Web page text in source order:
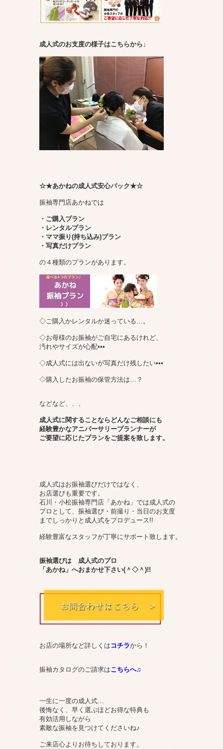
成人式のお支度の様子はこちらから↓
☆★あかねの成人式安心パック★☆
振袖専門店あかねでは
・ご購入プラン
・レンタルプラン
・ママ振り(持ち込み)プラン
・写真だけプラン
の４種類のプランがあります。
◇ご購入かレンタルか迷っている…。
◇お母様のお振袖がご自宅にあるけれど、
汚れやサイズが心配•••
◇成人式には出ないが写真だけ残したい•••
◇購入したお振袖の保管方法は…？
などなど、、、
成人式に関することならどんなご相談にも
経験豊かなアニバーサリープランナーが
ご要望に応じたプランをご提案を致します。
成人式はお振袖選びだけではなく、
お店選びも重要です。
石川・小松振袖専門店「あかね」では成人式の
プロとして、振袖選び・前撮り・当日のお支度
までしっかりと成人式をプロデュース!!
経験豊富なスタッフが丁寧にサポート致します。
振袖選びは 成人式のプロ
「あかね」へおまかせ下さい(＾◇＾)!!
お店の場所など詳しくは コチラから！
振袖カタログのご請求はこちらへ♫
一生に一度の成人式…
後悔なく、早く選ぶほどお得な特典も
有効活用しながら
素敵な振袖を見つけてくださいね♪
ご来店心よりお待ちしております。